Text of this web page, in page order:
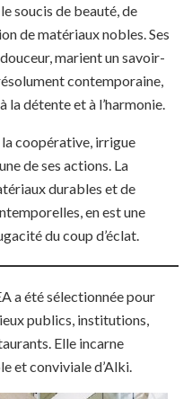
soucis de beauté, de
de matériaux nobles. Ses
marient un savoir-
contemporaine,
détente et à l’harmonie.
la coopérative, irrigue
de ses actions. La
durables et de
en est une
du coup d’éclat.
a été sélectionnée pour
publics, institutions,
Elle incarne
et conviviale d’Alki.